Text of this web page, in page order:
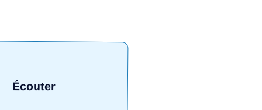
Écouter